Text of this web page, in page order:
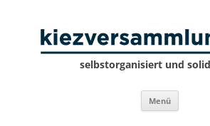
selbstorganisiert und
Menü Zum